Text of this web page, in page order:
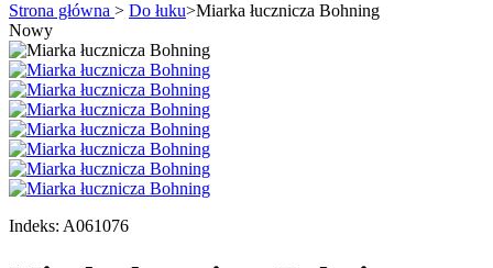
Strona główna > Do łuku>Miarka łucznicza Bohning
Nowy
Indeks: A061076